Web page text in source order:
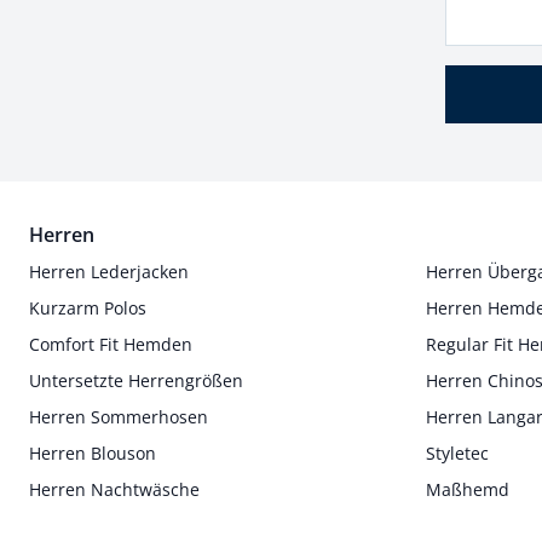
Herren
Herren Lederjacken
Herren
Kurzarm Polos
Herren
Comfort Fit Hemden
Regular Fit
Untersetzte Herrengrößen
Herren Chinos
Herren Sommerhosen
Herren
Herren Blouson
Styletec
Herren Nachtwäsche
Maßhemd